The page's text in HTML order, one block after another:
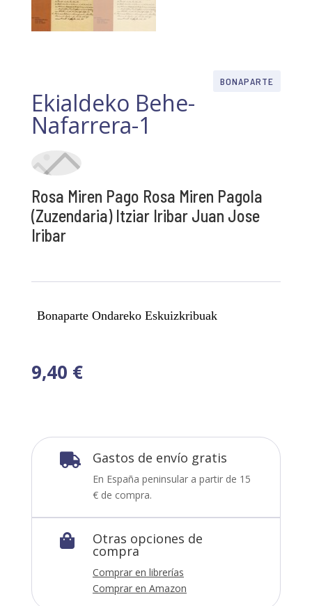
BONAPARTE
Ekialdeko Behe-
Nafarrera-1
Rosa Miren Pago Rosa Miren Pagola
(Zuzendaria) Itziar Iribar Juan Jose
Iribar
Bonaparte Ondareko Eskuizkribuak
9,40 €
 Gastos de envío gratis
En España peninsular a partir de 15
€ de compra.
 Otras opciones de
compra
Comprar en librerías
Comprar en Amazon